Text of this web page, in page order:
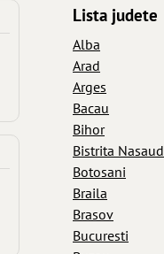
Lista judete
Alba
Arad
Arges
Bacau
Bihor
Bistrita Nasaud
Botosani
Braila
Brasov
Bucuresti